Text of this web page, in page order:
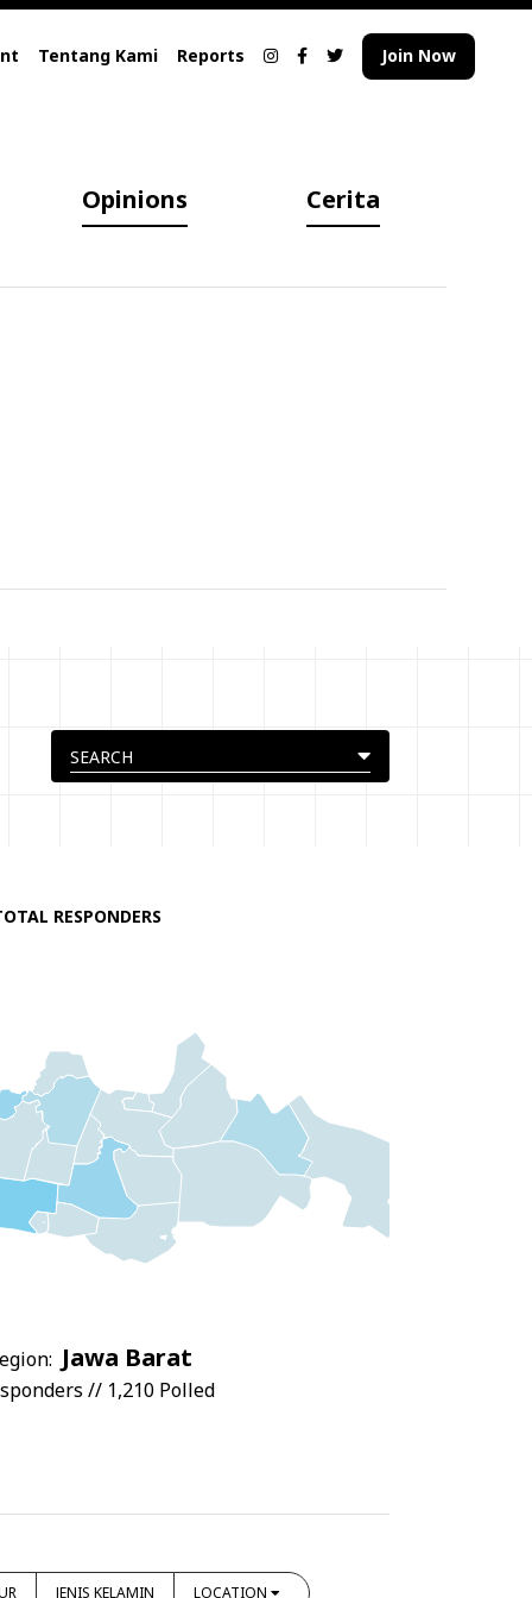
Tentang Kami Reports Join Now
Opinions Cerita
RESPONDERS
Jawa Barat
// 1,210 Polled
JENIS KELAMIN LOCATION